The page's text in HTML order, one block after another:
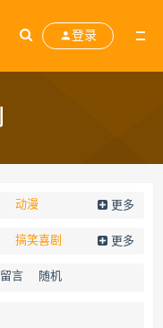
登录
动漫 更多
搞笑喜剧 更多
留言 随机